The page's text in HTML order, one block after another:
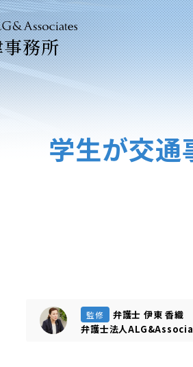
務所
法人
学生が交通
監修
弁護士 伊東 香織
弁護士法人